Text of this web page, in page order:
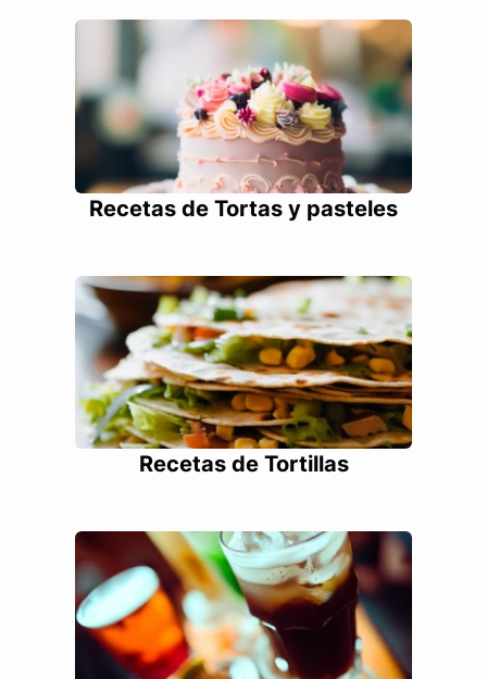
Recetas de Tortas y pasteles
Recetas de Tortillas